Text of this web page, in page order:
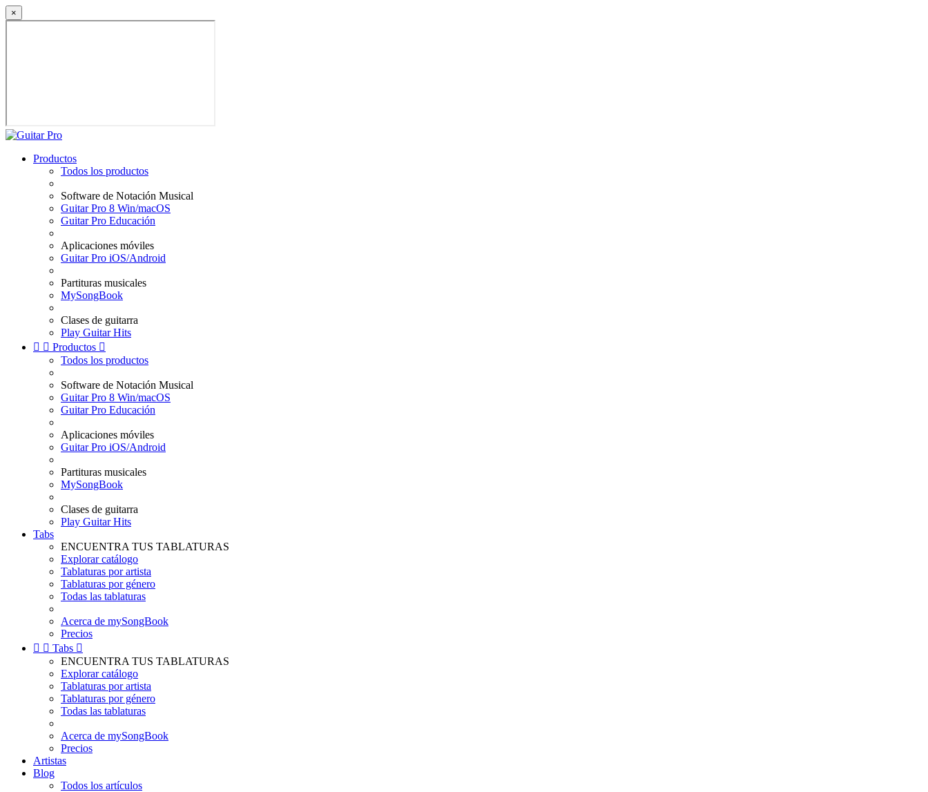
×
Productos
Todos los productos
Software de Notación Musical
Guitar Pro 8 Win/macOS
Guitar Pro Educación
Aplicaciones móviles
Guitar Pro iOS/Android
Partituras musicales
MySongBook
Clases de guitarra
Play Guitar Hits
  Productos 
Todos los productos
Software de Notación Musical
Guitar Pro 8 Win/macOS
Guitar Pro Educación
Aplicaciones móviles
Guitar Pro iOS/Android
Partituras musicales
MySongBook
Clases de guitarra
Play Guitar Hits
Tabs
ENCUENTRA TUS TABLATURAS
Explorar catálogo
Tablaturas por artista
Tablaturas por género
Todas las tablaturas
Acerca de mySongBook
Precios
  Tabs 
ENCUENTRA TUS TABLATURAS
Explorar catálogo
Tablaturas por artista
Tablaturas por género
Todas las tablaturas
Acerca de mySongBook
Precios
Artistas
Blog
Todos los artículos